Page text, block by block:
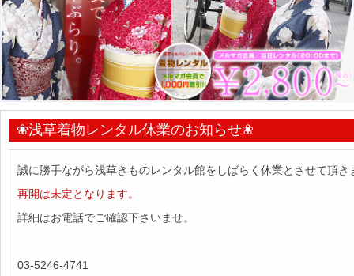
❀浅草着物レンタル休業のお知らせ❀
誠に勝手ながら浅草きものレンタル館をしばらく休業とさせて頂き
再開は未定となります。
詳細はお電話でご確認下さいませ。
03-5246-4741